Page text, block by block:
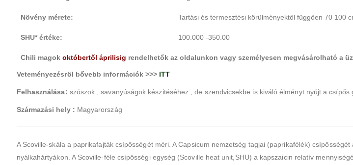
Növény mérete: Tartási és termesztési körülményektől függően 70 100
SHU* értéke: 100.000 -350.00
Chili magok októbertől áprilisig rendelhetők az oldalunkon vagy személyesen megvásárolható a
Veteményezésröl bővebb információk >>> ITT
Felhasználása: szószok , savanyúságok készitéséhez , de szendvicsekbe is kiváló élményt nyújt a csípős
Származási hely : Magyarország
A Scoville-skála a paprikafajták csípősségét méri. A Capsicum nemzetség tagjai (paprikafélék)
nyálkahártyákon. A Scoville-féle csípősségi egység (Scoville heat unit,SHU) a kapszaicin relatív